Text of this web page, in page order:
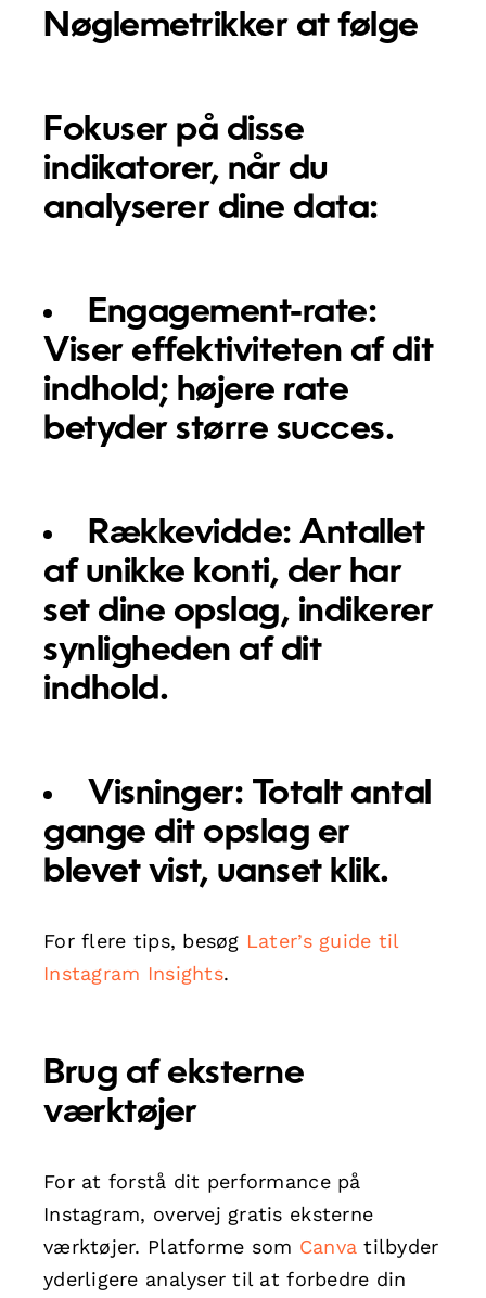
Nøglemetrikker at følge
Fokuser på disse
indikatorer, når du
analyserer dine data:
Engagement-rate:
Viser effektiviteten af dit
indhold; højere rate
betyder større succes.
Rækkevidde: Antallet
af unikke konti, der har
set dine opslag, indikerer
synligheden af dit
indhold.
Visninger: Totalt antal
gange dit opslag er
blevet vist, uanset klik.
For flere tips, besøg Later’s guide til
Instagram Insights.
Brug af eksterne
værktøjer
For at forstå dit performance på
Instagram, overvej gratis eksterne
værktøjer. Platforme som Canva tilbyder
yderligere analyser til at forbedre din